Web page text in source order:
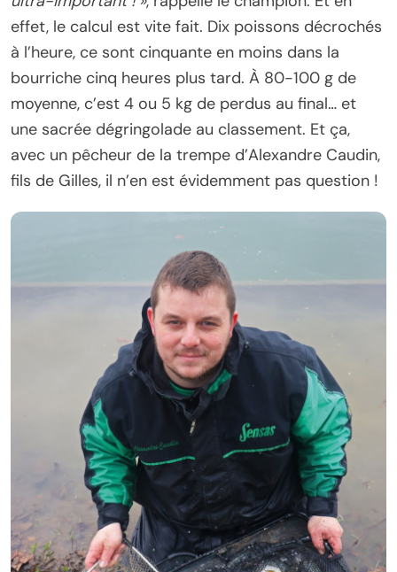
effet, le calcul est vite fait. Dix poissons décrochés
à l’heure, ce sont cinquante en moins dans la
bourriche cinq heures plus tard. À 80-100 g de
moyenne, c’est 4 ou 5 kg de perdus au final… et
une sacrée dégringolade au classement. Et ça,
avec un pêcheur de la trempe d’Alexandre Caudin,
fils de Gilles, il n’en est évidemment pas question !